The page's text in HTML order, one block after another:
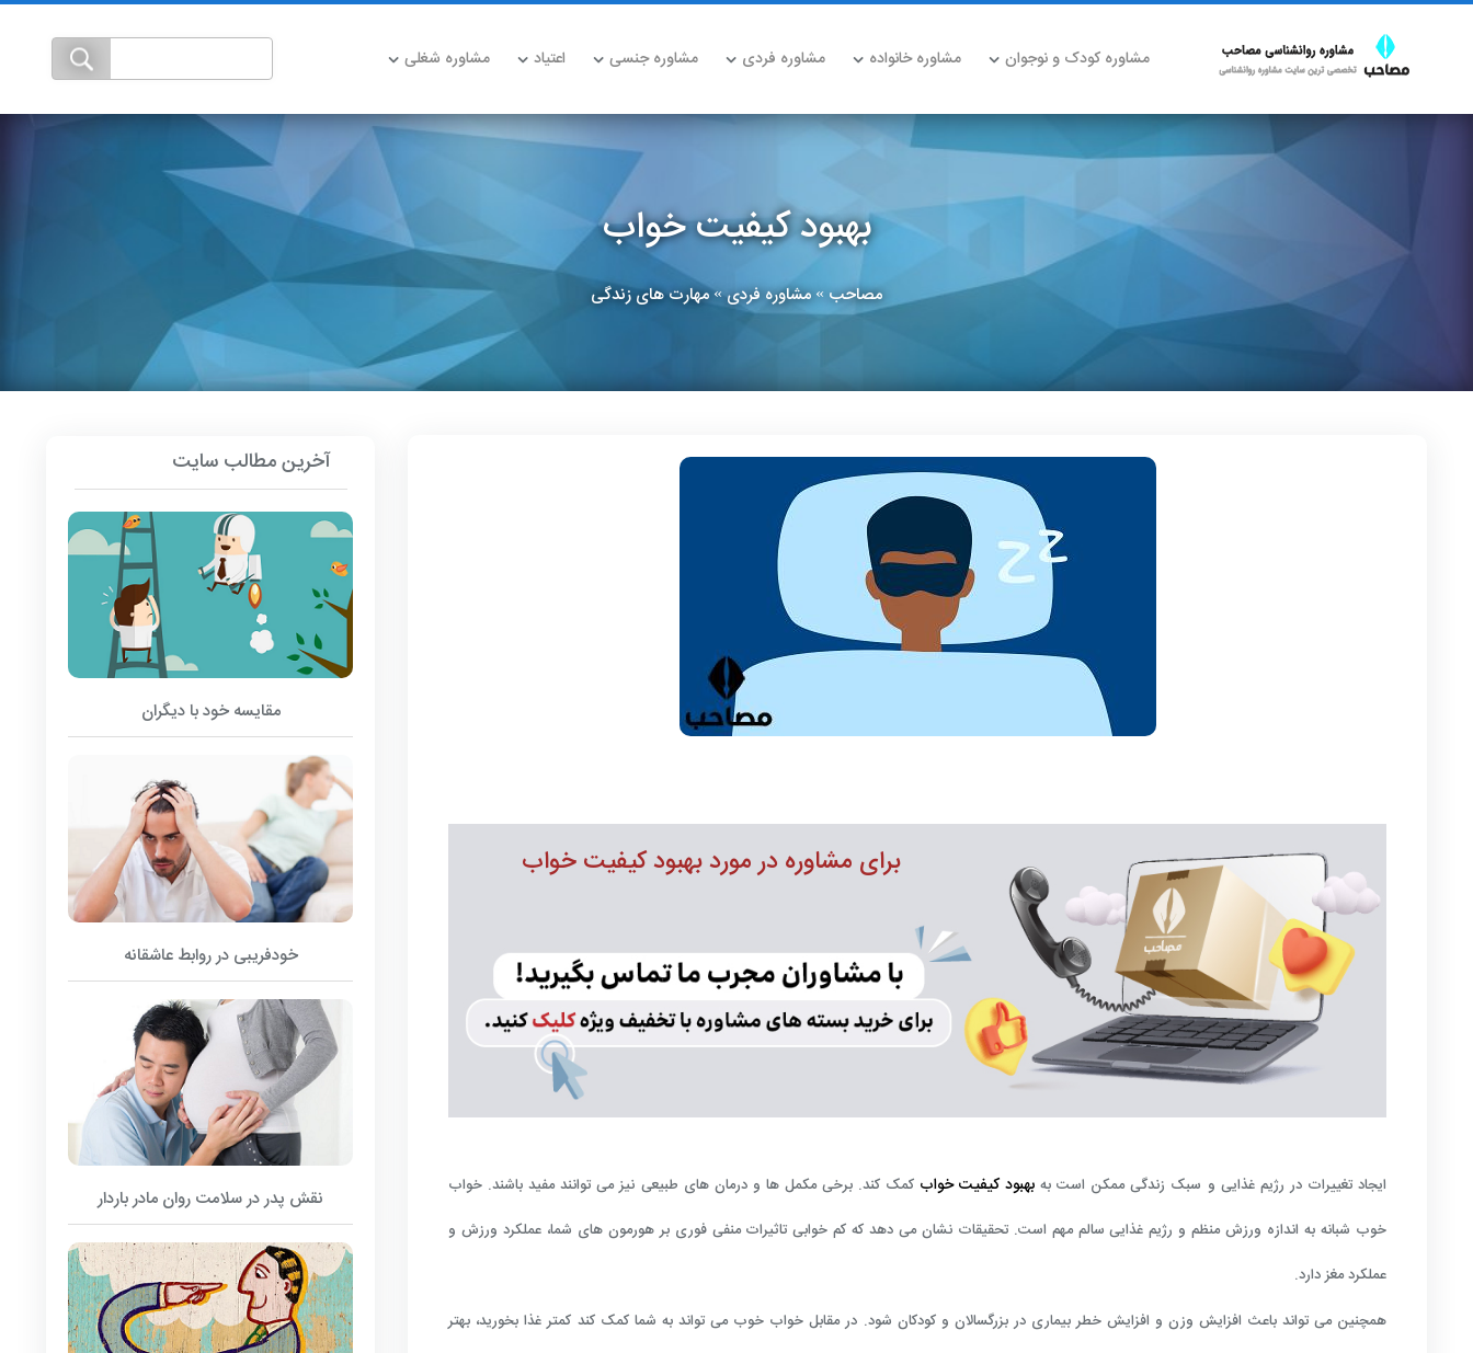
مشاوره کودک و نوجوان مشاوره خانواده مشاوره فردی مشاوره جنسی اعتیاد مشاوره شغلی
بهبود کیفیت خواب
مصاحب »مشاوره فردی»مهارت های زندگی
برای مشاوره در مورد بهبود کیفیت خواب
ایجاد تغییرات در رژیم غذایی و سبک زندگی ممکن است به بهبود کیفیت خواب کمک کند. برخی مکمل ها و درمان های طبیعی نیز می توانند مفید باشند. خواب
خوب شبانه به اندازه ورزش منظم و رژیم غذایی سالم مهم است. تحقیقات نشان می دهد که کم خوابی تاثیرات منفی فوری بر هورمون های شما، عملکرد ورزش و
عملکرد مغز دارد.
همچنین می تواند باعث افزایش وزن و افزایش خطر بیماری در بزرگسالان و کودکان شود. در مقابل خواب خوب می تواند به شما کمک کند کمتر غذا بخورید، بهتر
آخرین مطالب سایت
مقایسه خود با دیگران
خودفریبی در روابط عاشقانه
نقش پدر در سلامت روان مادر باردار